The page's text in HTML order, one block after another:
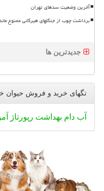
آخرین وضعیت سدهای تهران
برداشت چوب از جنگلهای هیرکانی ممنوع
جدیدترین ها
تگهای خرید و فروش حیوان
آب دام بهداشت رپورتاژ